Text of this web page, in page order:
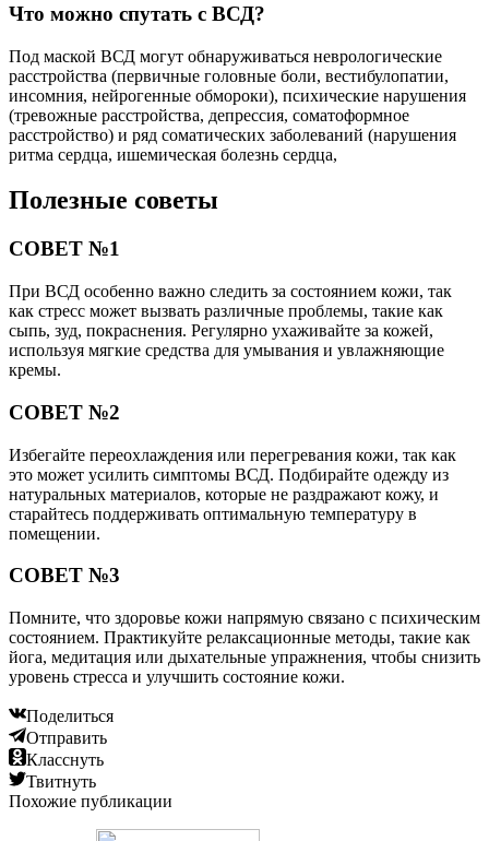
Что можно спутать с ВСД?
Под маской ВСД могут обнаруживаться неврологические
расстройства (первичные головные боли, вестибулопатии,
инсомния, нейрогенные обмороки), психические нарушения
(тревожные расстройства, депрессия, соматоформное
расстройство) и ряд соматических заболеваний (нарушения
ритма сердца, ишемическая болезнь сердца,
Полезные советы
СОВЕТ №1
При ВСД особенно важно следить за состоянием кожи, так
как стресс может вызвать различные проблемы, такие как
сыпь, зуд, покраснения. Регулярно ухаживайте за кожей,
используя мягкие средства для умывания и увлажняющие
кремы.
СОВЕТ №2
Избегайте переохлаждения или перегревания кожи, так как
это может усилить симптомы ВСД. Подбирайте одежду из
натуральных материалов, которые не раздражают кожу, и
старайтесь поддерживать оптимальную температуру в
помещении.
СОВЕТ №3
Помните, что здоровье кожи напрямую связано с психическим
состоянием. Практикуйте релаксационные методы, такие как
йога, медитация или дыхательные упражнения, чтобы снизить
уровень стресса и улучшить состояние кожи.
Поделиться
Отправить
Класснуть
Твитнуть
Похожие публикации